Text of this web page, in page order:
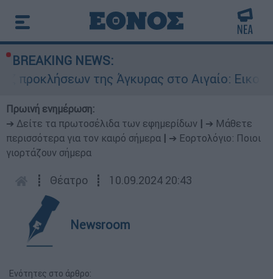
BREAKING NEWS:
της Άγκυρας στο Αιγαίο: Εικονική
Πρωινή ενημέρωση:
➔ Δείτε τα πρωτοσέλιδα των εφημερίδων
➔ Μάθετε
περισσότερα για τον καιρό σήμερα
➔ Εορτολόγιο: Ποιοι
γιορτάζουν σήμερα
┋ Θέατρο ┋ 10.09.2024 20:43
Newsroom
Ενότητες στο άρθρο: